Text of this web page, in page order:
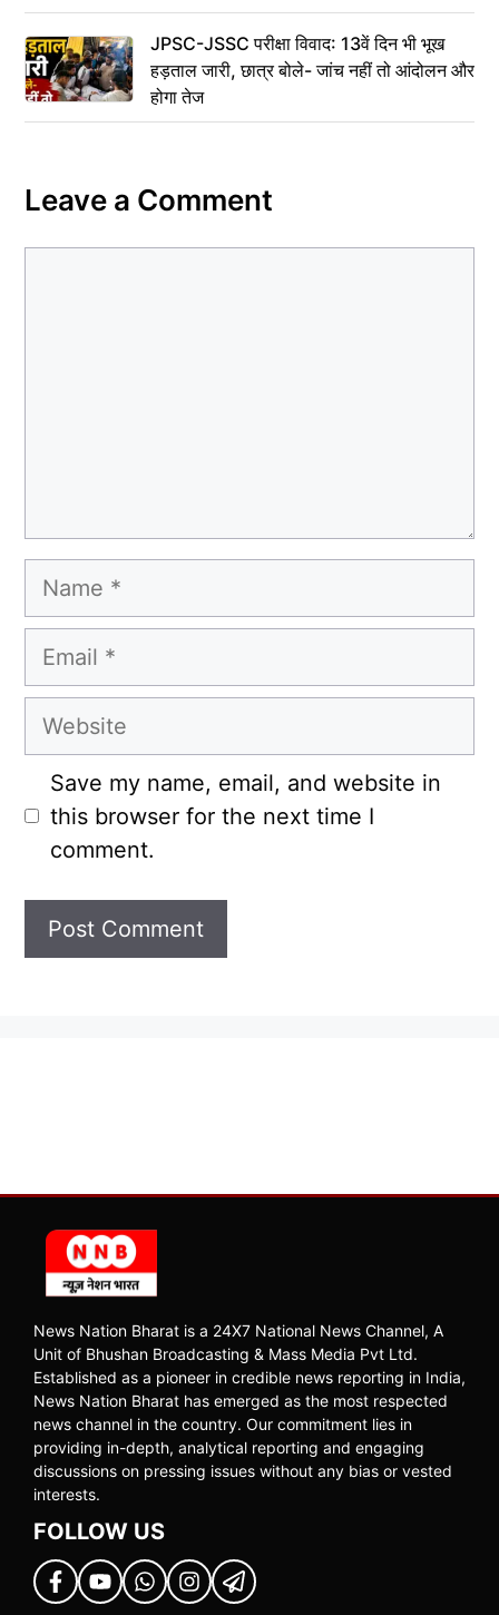
JPSC-JSSC परीक्षा विवाद: 13वें दिन भी भूख
हड़ताल जारी, छात्र बोले- जांच नहीं तो आंदोलन और
होगा तेज
Leave a Comment
Name
Email
Website
Save my name, email, and website in
this browser for the next time I
comment.
News Nation Bharat is a 24X7 National News Channel, A
Unit of Bhushan Broadcasting & Mass Media Pvt Ltd.
Established as a pioneer in credible news reporting in India,
News Nation Bharat has emerged as the most respected
news channel in the country. Our commitment lies in
providing in-depth, analytical reporting and engaging
discussions on pressing issues without any bias or vested
interests.
FOLLOW US